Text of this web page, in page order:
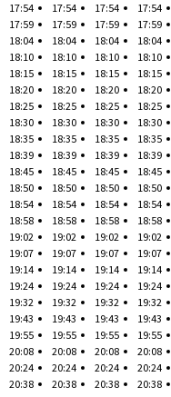
17:54
17:59
18:04
18:10
18:15
18:20
18:25
18:30
18:35
18:39
18:45
18:50
18:54
18:58
19:02
19:07
19:14
19:24
19:32
19:43
19:55
20:08
20:24
20:38
17:54
17:59
18:04
18:10
18:15
18:20
18:25
18:30
18:35
18:39
18:45
18:50
18:54
18:58
19:02
19:07
19:14
19:24
19:32
19:43
19:55
20:08
20:24
20:38
17:54
17:59
18:04
18:10
18:15
18:20
18:25
18:30
18:35
18:39
18:45
18:50
18:54
18:58
19:02
19:07
19:14
19:24
19:32
19:43
19:55
20:08
20:24
20:38
17:54
17:59
18:04
18:10
18:15
18:20
18:25
18:30
18:35
18:39
18:45
18:50
18:54
18:58
19:02
19:07
19:14
19:24
19:32
19:43
19:55
20:08
20:24
20:38